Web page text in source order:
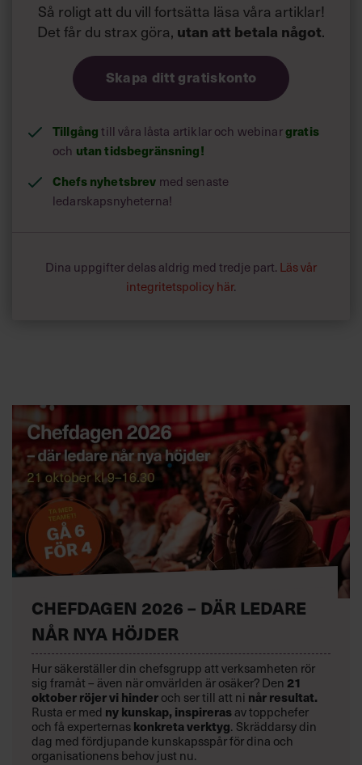
Så roligt att du vill fortsätta läsa våra artiklar!
Det får du strax göra, utan att betala något.
Skapa ditt gratiskonto
Tillgång till våra låsta artiklar och webinargratis
och utan tidsbegränsning!
Chefs nyhetsbrev med senaste
ledarskapsnyheterna!
Dina uppgifter delas aldrig med tredje part. Läs vår
integritetspolicy här.
CHEFDAGEN 2026 – DÄR LEDARE
NÅR NYA HÖJDER
Hur säkerställer din chefsgrupp att verksamheten rör
sig framåt – även när omvärlden är osäker? Den 21
oktoberröjer vi hinder och ser till att ni når resultat.
Rusta er med ny kunskap, inspirerasav toppchefer
och få experternas konkreta verktyg. Skräddarsy din
dag med fördjupande kunskapsspår för dina och
organisationens behov just nu.